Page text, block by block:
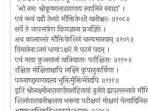
'ओं नमः श्रीकृष्णनारायणाय स्वामिने स्वाहा' ।
एवं मन्त्रं ददौ तेभ्यो मौक्तिकेशी खनीश्वरः ॥१०८॥
सर्वे ते जापमात्रेण दिव्यज्ञाना प्रजज्ञिरे ।
अथ कालान्तरे मौक्तिकेशिनं चान्यमानवान् ॥१०९॥
विमानेनाऽनयं धामाऽक्षरं मे परमं पदम् ।
एवं माया कुलसानां खनिखाताः परीक्षिताः ॥११०॥
रक्षिता मोक्षिताश्चापि लक्ष्मि कृपानुकर्षिणा ।
पठनाच्छ्रवणादस्य भुक्तिर्मुक्तिर्भवेदपि ॥१११॥
इति श्रीलक्ष्मीनारायणीयसंहितायां तृतीये द्वापरसन्ताने
शिलांगारखनीश्वरस्य भक्त्या परीक्षणं मोक्षणं